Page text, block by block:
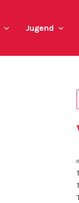
Jugend
h
e
a
c